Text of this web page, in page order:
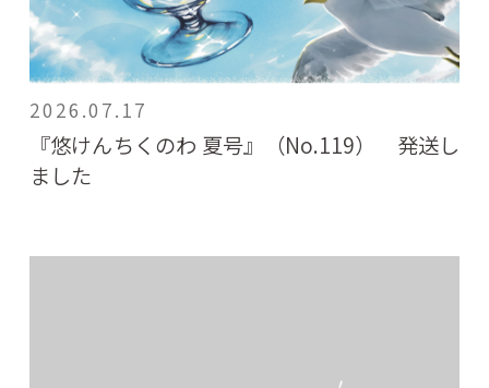
2026.07.17
『悠けんちくのわ 夏号』（No.119） 発送し
ました